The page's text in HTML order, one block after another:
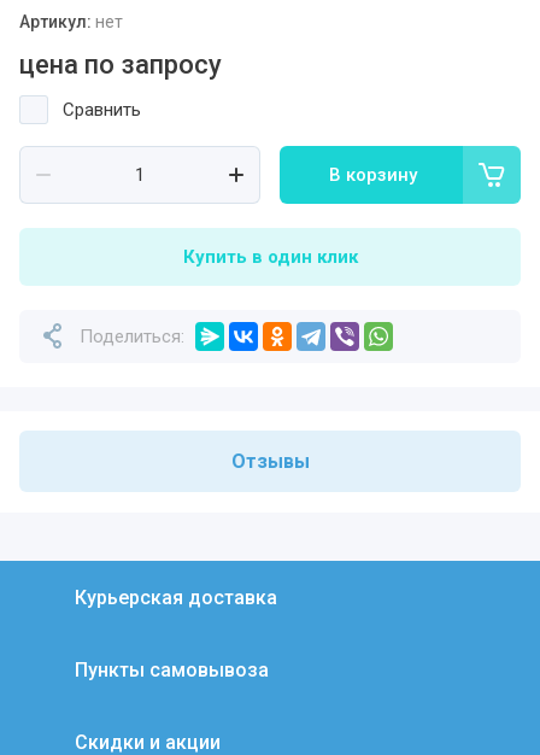
Артикул: нет
цена по запросу
Сравнить
В корзину
Купить в один клик
Поделиться:
Отзывы
Курьерская доставка
Пункты самовывоза
Скидки и акции